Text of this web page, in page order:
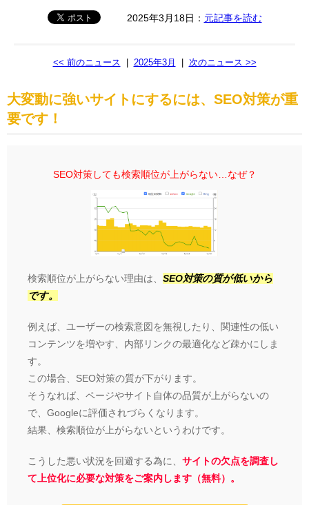
2025年3月18日： 元記事を読む
<< 前のニュース 2025年3月 次のニュース >>
大変動に強いサイトにするには、SEO対策が重
要です！
SEO対策しても検索順位が上がらない…なぜ？
検索順位が上がらない理由は、 SEO対策の質が低いから
です。
例えば、ユーザーの検索意図を無視したり、関連性の低い
コンテンツを増やす、内部リンクの最適化など疎かにしま
す。
この場合、SEO対策の質が下がります。
そうなれば、ページやサイト自体の品質が上がらないの
で、Googleに評価されづらくなります。
結果、検索順位が上がらないというわけです。
こうした悪い状況を回避する為に、 サイトの欠点を調査し
て上位化に必要な対策をご案内します（無料）。